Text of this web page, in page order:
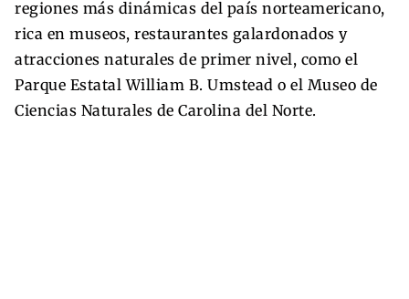
regiones más dinámicas del país norteamericano,
rica en museos, restaurantes galardonados y
atracciones naturales de primer nivel, como el
Parque Estatal William B. Umstead o el Museo de
Ciencias Naturales de Carolina del Norte.